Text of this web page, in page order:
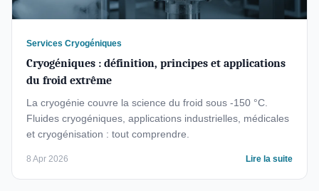
Services Cryogéniques
Cryogéniques : définition, principes et applications
du froid extrême
La cryogénie couvre la science du froid sous -150 °C.
Fluides cryogéniques, applications industrielles, médicales
et cryogénisation : tout comprendre.
8 Apr 2026 Lire la suite